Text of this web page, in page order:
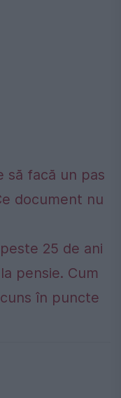
să facă un pas
document nu
25 de ani
pensie. Cum
în puncte